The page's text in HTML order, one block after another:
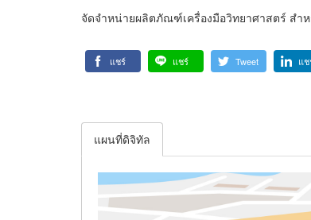
จัดจำหน่ายผลิตภัณฑ์เครื่องมือวิทยาศาสตร์ สำ
แชร์ แชร์ Tweet แ
แผนที่ดิจิทัล